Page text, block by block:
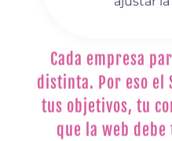
Cada empresa
distinta. Por eso el
tus objetivos, tu
que la web